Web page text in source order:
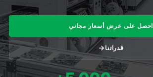
احصل على عرض أسعار مجاني
قدراتنا